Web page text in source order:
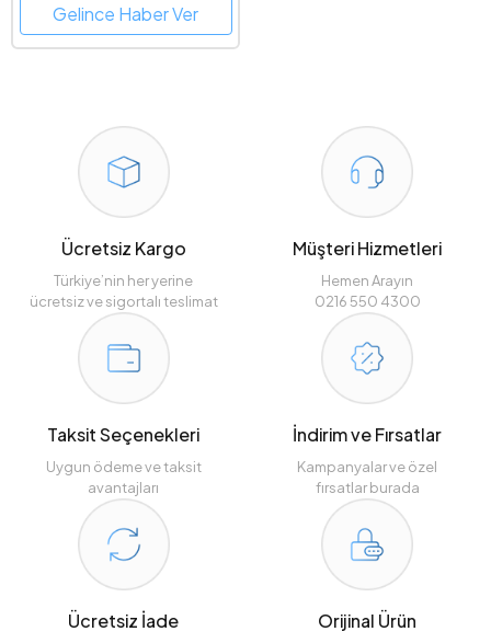
Gelince Haber Ver
Ücretsiz Kargo
Türkiye’nin her yerine
ücretsiz ve sigortalı teslimat
Müşteri Hizmetleri
Hemen Arayın
0216 550 4300
Taksit Seçenekleri
Uygun ödeme ve taksit
avantajları
İndirim ve Fırsatlar
Kampanyalar ve özel
fırsatlar burada
Ücretsiz İade Orijinal Ürün